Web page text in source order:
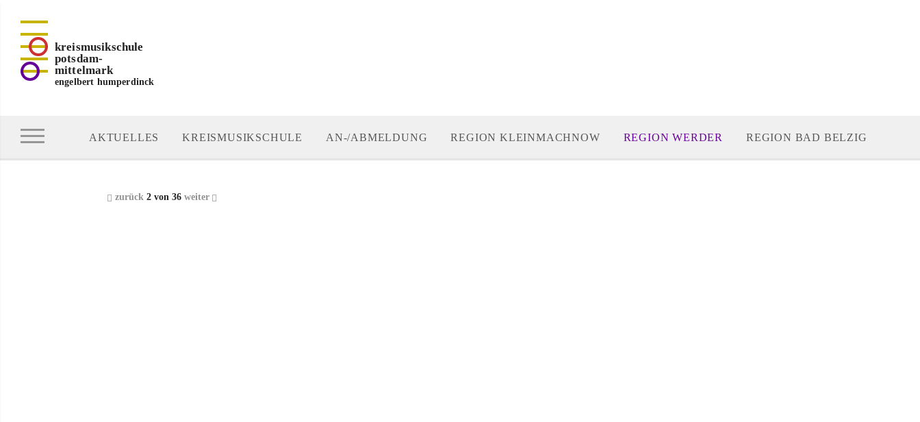
kreismusikschule
potsdam-
mittelmark
engelbert humperdinck
AKTUELLES KREISMUSIKSCHULE AN-/ABMELDUNG REGION KLEINMACHNOW REGION WERDER REGION BAD BELZIG
zurück2 von 36 weiter